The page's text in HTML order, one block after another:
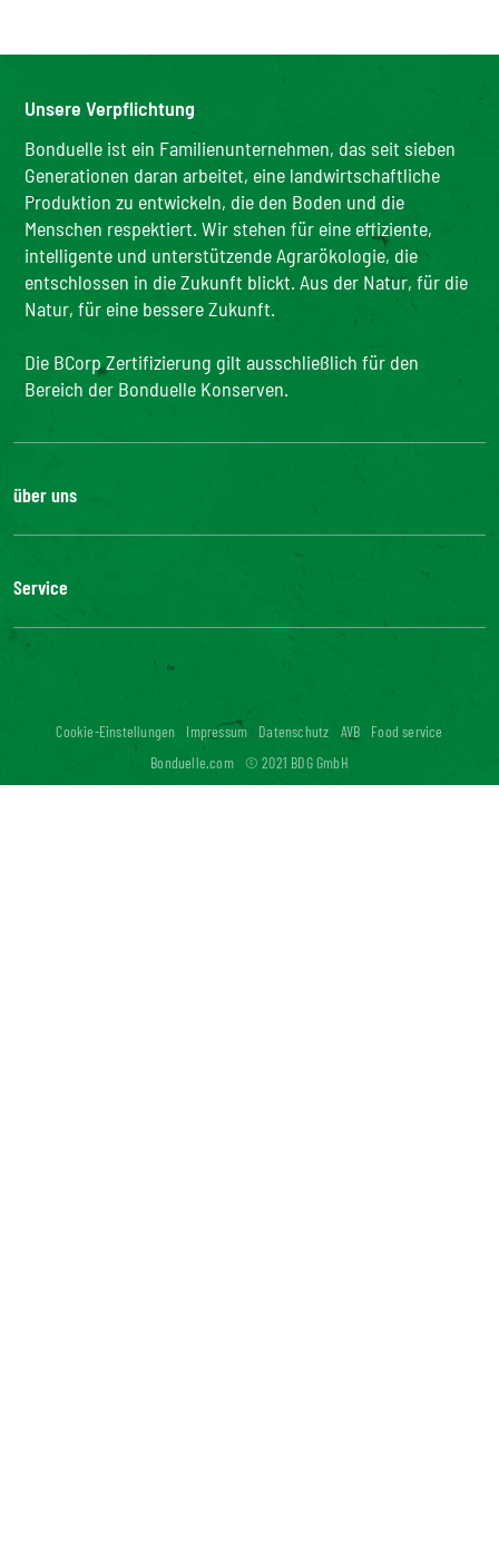
Unsere Verpflichtung
Bonduelle ist ein Familienunternehmen, das seit sieben
Generationen daran arbeitet, eine landwirtschaftliche
Produktion zu entwickeln, die den Boden und die
Menschen respektiert. Wir stehen für eine effiziente,
intelligente und unterstützende Agrarökologie, die
entschlossen in die Zukunft blickt. Aus der Natur, für die
Natur, für eine bessere Zukunft.
Die BCorp Zertifizierung gilt ausschließlich für den
Bereich der Bonduelle Konserven.
über uns
Karriere
Unser Engagement
Unsere Innovationen
Service
FAQ
Digitale Barrierefreiheit: nicht konform
Cookie-Einstellungen Impressum Datenschutz AVB
Food service
Bonduelle.com
© 2021 BDG GmbH